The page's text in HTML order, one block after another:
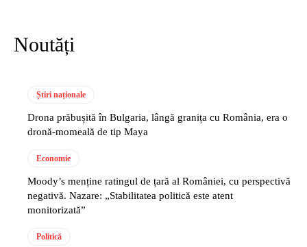
Noutăți
Știri naționale
Drona prăbușită în Bulgaria, lângă granița cu România, era o
dronă-momeală de tip Maya
Economie
Moody’s menține ratingul de țară al României, cu perspectivă
negativă. Nazare: „Stabilitatea politică este atent
monitorizată”
Politică